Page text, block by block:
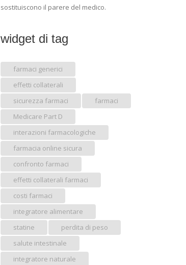
sostituiscono il parere del medico.
widget di tag
farmaci generici
effetti collaterali
sicurezza farmaci
farmaci
Medicare Part D
interazioni farmacologiche
farmacia online sicura
confronto farmaci
effetti collaterali farmaci
costi farmaci
integratore alimentare
statine
perdita di peso
salute intestinale
integratore naturale